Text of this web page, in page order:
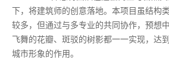
下，将建筑师的创意落地。本项目虽结构
较多，但通过与多专业的共同协作，预想
飞舞的花瓣、斑驳的树影都一一实现，达
城市形象的作用。